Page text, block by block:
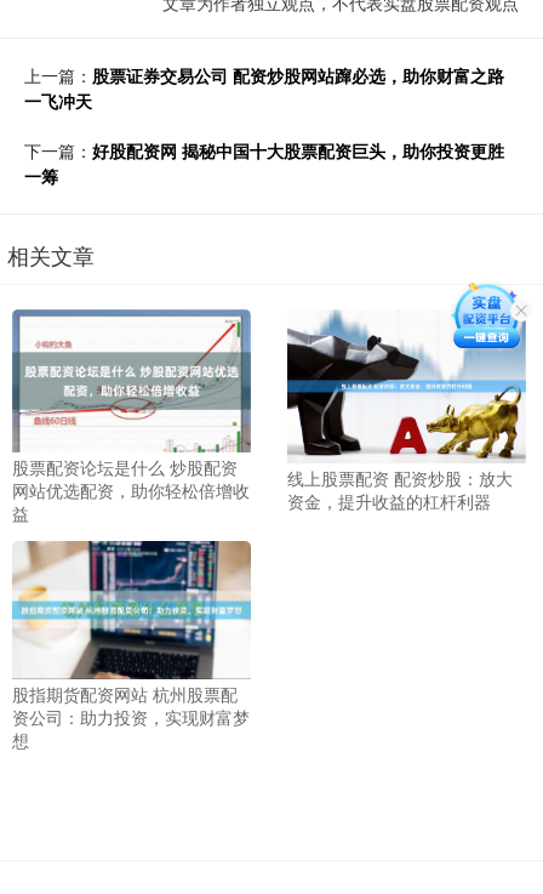
上一篇： 股票证券交易公司 配资炒股网站蹿必选，助你财富之路
一飞冲天
下一篇： 好股配资网 揭秘中国十大股票配资巨头，助你投资更胜
一筹
相关文章
股票配资论坛是什么 炒股配资
网站优选配资，助你轻松倍增收
益
线上股票配资 配资炒股：放大
资金，提升收益的杠杆利器
股指期货配资网站 杭州股票配
资公司：助力投资，实现财富梦
想